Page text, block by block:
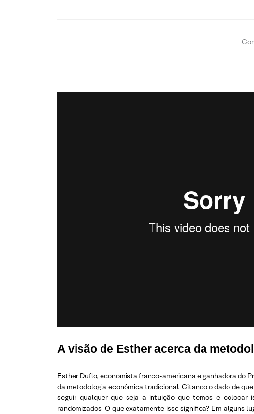
A visão de Esther acerca da
Esther Duflo, economista franco-americana e ganhadora do
da metodologia econômica tradicional. Citando o dado de
seguir qualquer que seja a intuição que temos e colocar
randomizados. O que exatamente isso significa? Em alguns